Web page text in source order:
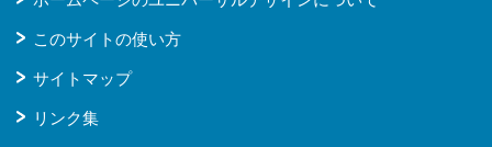
このサイトの使い方
サイトマップ
リンク集